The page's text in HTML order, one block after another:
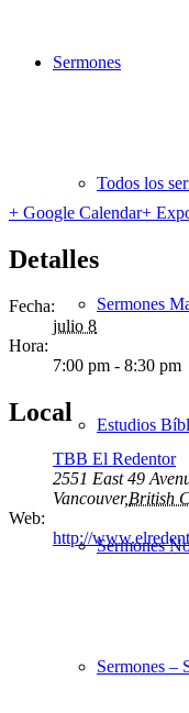
Sermones
Todos los
Sermones
Estudios
Sermones
Sermones –
+ Google Calendar+
Detalles
Fecha:
julio 8
Hora:
7:00 pm - 8:30 pm
Local
TBB El Redentor
2551 East 49
Vancouver,British
Web:
http://